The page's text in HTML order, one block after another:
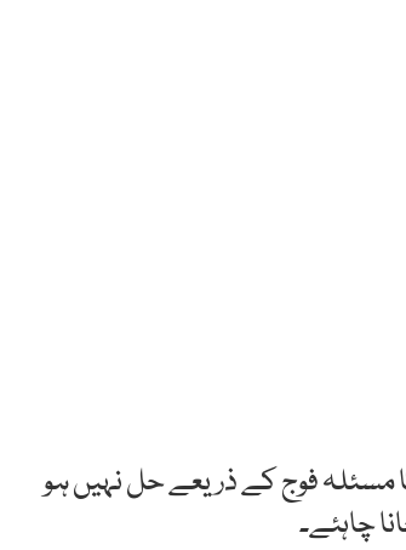
مسئلہ فوج کے ذریعے حل نہیں ہو
چاہئے۔